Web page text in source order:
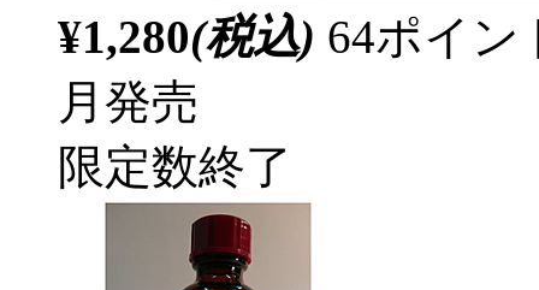
¥1,280(税込) 64ポイ
月発売
限定数終了